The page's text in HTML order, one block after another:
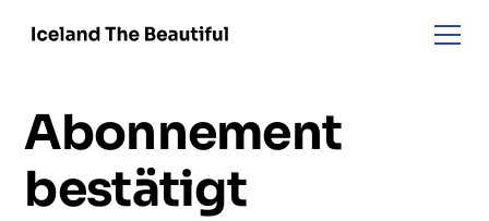
Abonnement
bestätigt